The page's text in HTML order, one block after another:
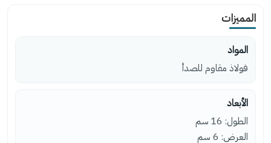
المميزات
المواد
فولاذ مقاوم للصدأ
الأبعاد
الطول: 16 سم
العرض: 6 سم